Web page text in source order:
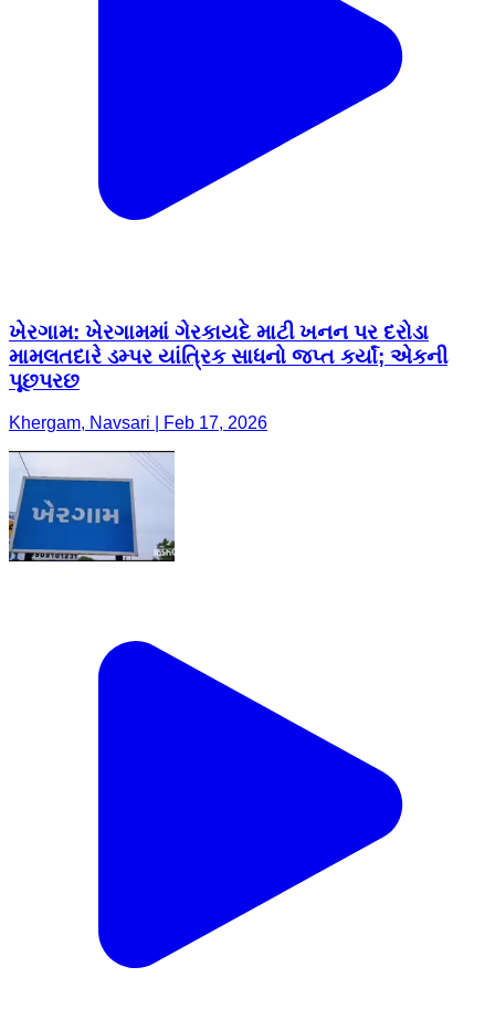
ખેરગામ: ખેરગામમાં ગેરકાયદે માટી ખનન પર દરોડા
મામલતદારે ડમ્પર યાંત્રિક સાધનો જપ્ત કર્યાં; એકની
પૂછપરછ
Khergam, Navsari | Feb 17, 2026